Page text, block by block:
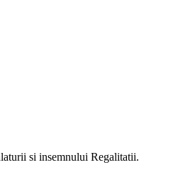
si insemnului Regalitatii.